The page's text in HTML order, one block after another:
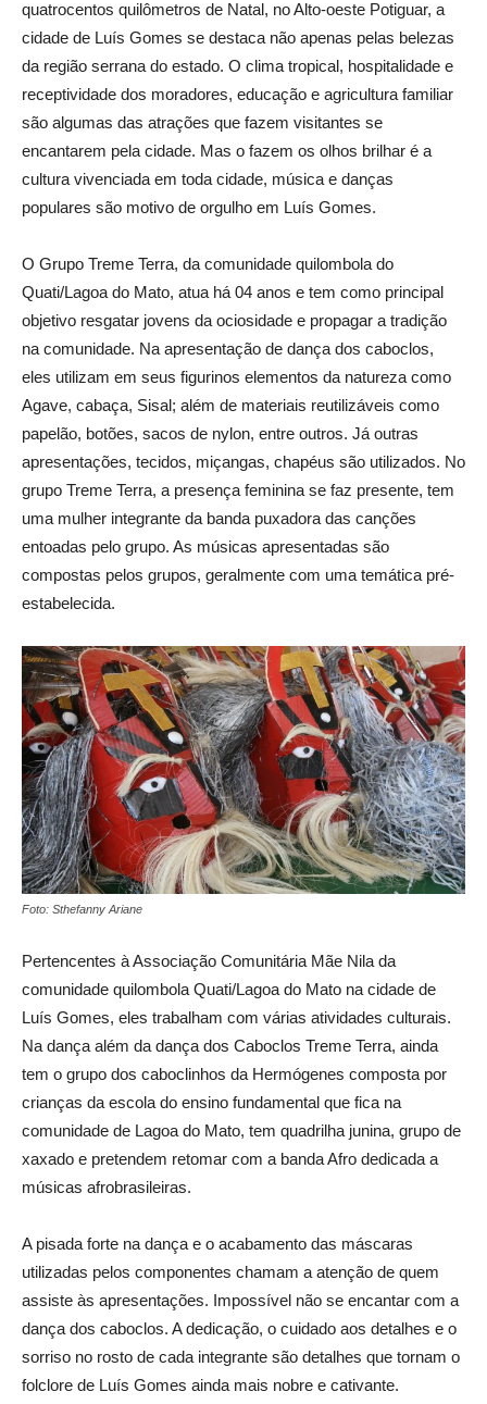
quatrocentos quilômetros de Natal, no Alto-oeste Potiguar, a
cidade de Luís Gomes se destaca não apenas pelas belezas
da região serrana do estado. O clima tropical, hospitalidade e
receptividade dos moradores, educação e agricultura familiar
são algumas das atrações que fazem visitantes se
encantarem pela cidade. Mas o fazem os olhos brilhar é a
cultura vivenciada em toda cidade, música e danças
populares são motivo de orgulho em Luís Gomes.
O Grupo Treme Terra, da comunidade quilombola do
Quati/Lagoa do Mato, atua há 04 anos e tem como principal
objetivo resgatar jovens da ociosidade e propagar a tradição
na comunidade. Na apresentação de dança dos caboclos,
eles utilizam em seus figurinos elementos da natureza como
Agave, cabaça, Sisal; além de materiais reutilizáveis como
papelão, botões, sacos de nylon, entre outros. Já outras
apresentações, tecidos, miçangas, chapéus são utilizados. No
grupo Treme Terra, a presença feminina se faz presente, tem
uma mulher integrante da banda puxadora das canções
entoadas pelo grupo. As músicas apresentadas são
compostas pelos grupos, geralmente com uma temática pré-
estabelecida.
Foto: Sthefanny Ariane
Pertencentes à Associação Comunitária Mãe Nila da
comunidade quilombola Quati/Lagoa do Mato na cidade de
Luís Gomes, eles trabalham com várias atividades culturais.
Na dança além da dança dos Caboclos Treme Terra, ainda
tem o grupo dos caboclinhos da Hermógenes composta por
crianças da escola do ensino fundamental que fica na
comunidade de Lagoa do Mato, tem quadrilha junina, grupo de
xaxado e pretendem retomar com a banda Afro dedicada a
músicas afrobrasileiras.
A pisada forte na dança e o acabamento das máscaras
utilizadas pelos componentes chamam a atenção de quem
assiste às apresentações. Impossível não se encantar com a
dança dos caboclos. A dedicação, o cuidado aos detalhes e o
sorriso no rosto de cada integrante são detalhes que tornam o
folclore de Luís Gomes ainda mais nobre e cativante.